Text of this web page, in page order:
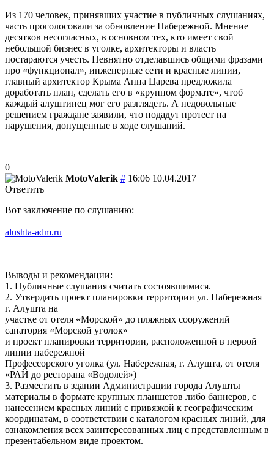
Из 170 человек, принявших участие в публичных слушаниях,
часть проголосовали за обновление Набережной. Мнение
десятков несогласных, в основном тех, кто имеет свой
небольшой бизнес в уголке, архитекторы и власть
постараются учесть. Невнятно отделавшись общими фразами
про «функционал», инженерные сети и красные линии,
главный архитектор Крыма Анна Царева предложила
доработать план, сделать его в «крупном формате», чтоб
каждый алуштинец мог его разглядеть. А недовольные
решением граждане заявили, что подадут протест на
нарушения, допущенные в ходе слушаний.
0
MotoValerik # 16:06 10.04.2017
Ответить
​Вот заключение по слушанию:
alushta-adm.ru
Выводы и рекомендации:
1. Публичные слушания считать состоявшимися.
2. Утвердить проект планировки территории ул. Набережная
г. Алушта на
участке от отеля «Морской» до пляжных сооружений
санатория «Морской уголок»
и проект планировки территории, расположенной в первой
линии набережной
Профессорского уголка (ул. Набережная, г. Алушта, от отеля
«РАЙ до ресторана «Водолей»)
3. Разместить в здании Администрации города Алушты
материалы в формате крупных планшетов либо баннеров, с
нанесением красных линий с привязкой к географическим
координатам, в соответствии с каталогом красных линий, для
ознакомления всех заинтересованных лиц с представленным в
презентабельном виде проектом.